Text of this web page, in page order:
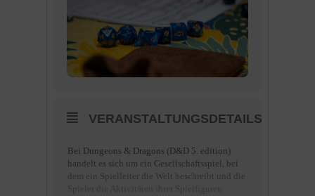
VERANSTALTUNGSDETAILS
Bei Dungeons & Dragons (D&D 5. edition)
handelt es sich um ein Gesellschaftsspiel, bei
dem ein Spielleiter die Welt beschreibt und die